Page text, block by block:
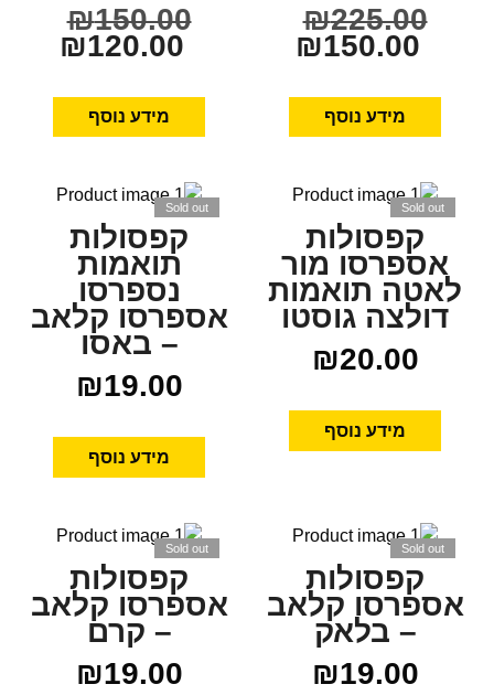
₪225.00
₪150.00
מידע נוסף
₪150.00
₪120.00
מידע נוסף
Sold out
קפסולות
אספרסו מור
לאטה תואמות
דולצה גוסטו
₪20.00
מידע נוסף
Sold out
קפסולות
תואמות
נספרסו
אספרסו קלאב
– באסו
₪19.00
מידע נוסף
Sold out
קפסולות
אספרסו קלאב
– בלאק
₪19.00
Sold out
קפסולות
אספרסו קלאב
– קרם
₪19.00